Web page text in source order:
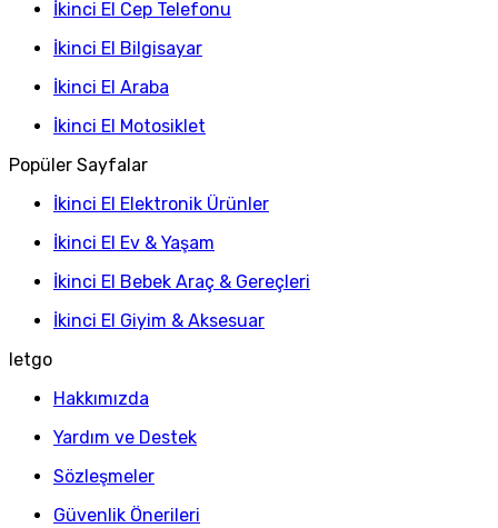
İkinci El Cep Telefonu
İkinci El Bilgisayar
İkinci El Araba
İkinci El Motosiklet
Popüler Sayfalar
İkinci El Elektronik Ürünler
İkinci El Ev & Yaşam
İkinci El Bebek Araç & Gereçleri
İkinci El Giyim & Aksesuar
letgo
Hakkımızda
Yardım ve Destek
Sözleşmeler
Güvenlik Önerileri